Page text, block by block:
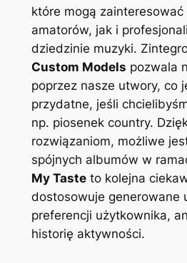
które mogą zainteresować
amatorów, jak i
dziedzinie muzyki.
Custom Models pozwala
poprzez nasze utwory, co
przydatne, jeśli
np. piosenek country.
rozwiązaniom, możliwe
spójnych albumów w
My Tasteto kolejna
dostosowuje generowane
preferencji użytkownika,
historię aktywności.